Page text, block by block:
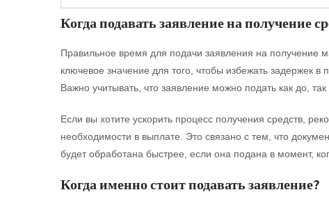
Когда подавать заявление на получение
Правильное время для подачи заявления на получение
ключевое значение для того, чтобы избежать задержек
Важно учитывать, что заявление можно подать как до,
Если вы хотите ускорить процесс получения средств,
необходимости в выплате. Это связано с тем, что
будет обработана быстрее, если она подана в момент,
Когда именно стоит подавать заявление?